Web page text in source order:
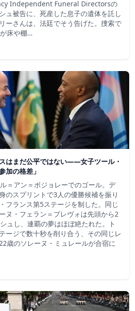
Independent Funeral Directorsの
ュ被告に、死産した息子の遺体を託し
ーさんは、法廷でそう告げた。捜索で
床や棚…
はまだ公平ではない――女子ツール・
加の格差」
＝アン＝ボジョレーでのゴール。デ
のスプリントで3人の優勝候補を振り
フランス第5ステージを制した。同じ
ヌ・フェラン＝プレヴォは先頭から2
ュし、連覇の夢はほぼ絶たれた。ト
ージで数十秒を削り合う、その同じレ
歳のソレーヌ・ミュレールが合宿に